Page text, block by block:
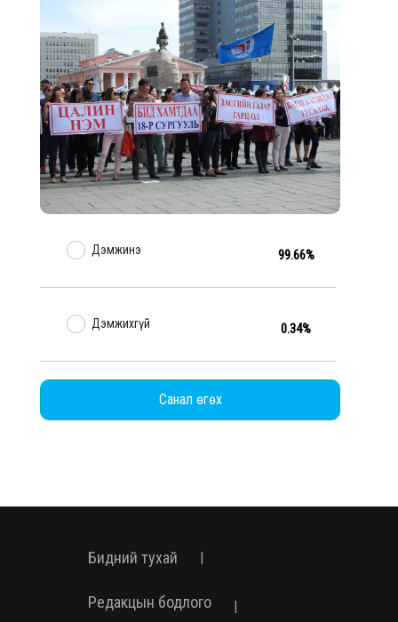
Дэмжинэ 99.66%
Дэмжихгүй 0.34%
Санал өгөх
Бидний тухай |
Редакцын бодлого |